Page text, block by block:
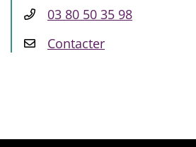
03 80 50 35 98
Contacter